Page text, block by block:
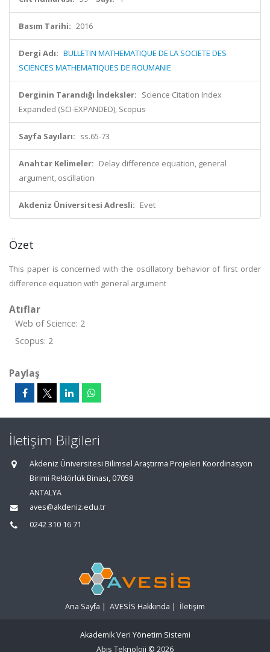
Basım Tarihi: 2016
Dergi Adı: BULLETIN MATHEMATIQUE DE LA SOCIETE DES
SCIENCES MATHEMATIQUES DE ROUMANIE
Derginin Tarandığı İndeksler: Science Citation Index
Expanded (SCI-EXPANDED), Scopus
Sayfa Sayıları: ss.65-73
Anahtar Kelimeler: Delay difference equation, general
argument, oscillation
Akdeniz Üniversitesi Adresli: Evet
Özet
This paper is concerned with the oscillatory behavior of first order
difference equation with general argument
Atıflar
Web of Science: 2
Scopus: 2
Paylaş
İletişim Bilgileri
Akdeniz Üniversitesi Bilimsel Araştırma Projeleri Koordinasyon
Birimi Rektörlük Binası, 07058
ANTALYA
aves@akdeniz.edu.tr
0242 310 16 71
Ana Sayfa | AVESİS Hakkında | İletişim
Akademik Veri Yönetim Sistemi
Abis Teknoloji © 2026